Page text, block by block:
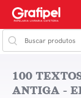
100
ANTIGA -